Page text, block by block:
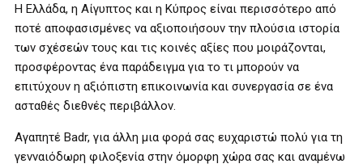
Η Ελλάδα, η Αίγυπτος και η Κύπρος είναι περισσότερο από
ποτέ αποφασισμένες να αξιοποιήσουν την πλούσια ιστορία
των σχέσεών τους και τις κοινές αξίες που μοιράζονται,
προσφέροντας ένα παράδειγμα για το τι μπορούν να
επιτύχουν η αξιόπιστη επικοινωνία και συνεργασία σε ένα
ασταθές διεθνές περιβάλλον.
Αγαπητέ Badr, για άλλη μια φορά σας ευχαριστώ πολύ για τη
γενναιόδωρη φιλοξενία στην όμορφη χώρα σας και αναμένω